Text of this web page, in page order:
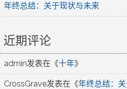
年终总结：关于现状与未来
近期评论
admin发表在《十年》
CrossGrave发表在《年终总结：